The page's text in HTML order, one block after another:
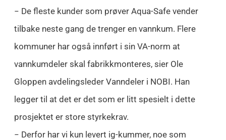
− De fleste kunder som prøver Aqua-Safe vender
tilbake neste gang de trenger en vannkum. Flere
kommuner har også innført i sin VA-norm at
vannkumdeler skal fabrikkmonteres, sier Ole
Gloppen avdelingsleder Vanndeler i NOBI. Han
legger til at det er det som er litt spesielt i dette
prosjektet er store styrkekrav.
− Derfor har vi kun levert ig-kummer, noe som